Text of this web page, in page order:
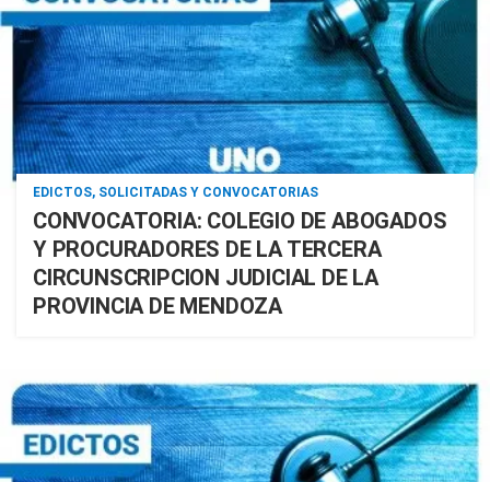
EDICTOS, SOLICITADAS Y CONVOCATORIAS
CONVOCATORIA: COLEGIO DE ABOGADOS
Y PROCURADORES DE LA TERCERA
CIRCUNSCRIPCION JUDICIAL DE LA
PROVINCIA DE MENDOZA